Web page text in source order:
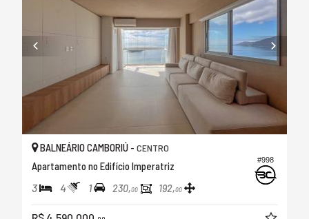
#998
BALNEÁRIO CAMBORIÚ - CENTRO
Apartamento no Edifício Imperatriz
3 4 1 230,00 192,00